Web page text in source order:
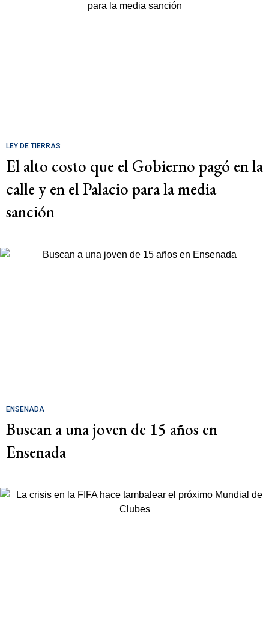
LEY DE TIERRAS
El alto costo que el Gobierno pagó en la
calle y en el Palacio para la media
sanción
ENSENADA
Buscan a una joven de 15 años en
Ensenada